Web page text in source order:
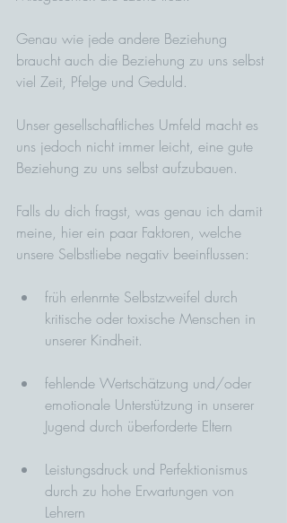
Genau wie jede andere Beziehung
braucht auch die Beziehung zu uns selbst
viel Zeit, Pfelge und Geduld.
Unser gesellschaftliches Umfeld macht es
uns jedoch nicht immer leicht, eine gute
Beziehung zu uns selbst aufzubauen.
Falls du dich fragst, was genau ich damit
meine, hier ein paar Faktoren, welche
unsere Selbstliebe negativ beeinflussen:
früh erlenrnte Selbstzweifel durch
kritische oder toxische Menschen in
unserer Kindheit.
fehlende Wertschätzung und/oder
emotionale Unterstützung in unserer
Jugend durch überforderte Eltern
Leistungsdruck und Perfektionismus
durch zu hohe Erwartungen von
Lehrern